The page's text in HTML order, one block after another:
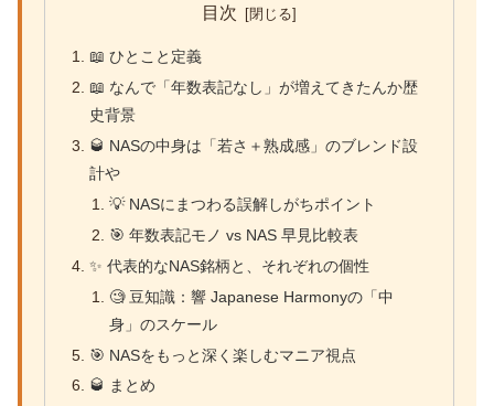
目次
📖 ひとこと定義
📖 なんで「年数表記なし」が増えてきたんか歴
史背景
🥃 NASの中身は「若さ＋熟成感」のブレンド設
計や
💡 NASにまつわる誤解しがちポイント
🎯 年数表記モノ vs NAS 早見比較表
✨ 代表的なNAS銘柄と、それぞれの個性
🧐 豆知識：響 Japanese Harmonyの「中
身」のスケール
🎯 NASをもっと深く楽しむマニア視点
🥃 まとめ